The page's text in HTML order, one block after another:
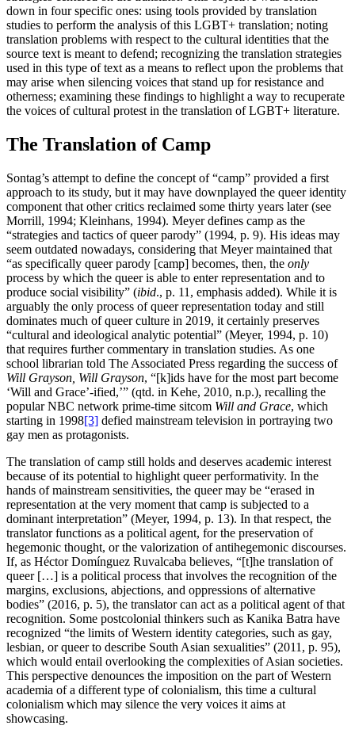
down in four specific ones: using tools provided by translation
studies to perform the analysis of this LGBT+ translation; noting
translation problems with respect to the cultural identities that the
source text is meant to defend; recognizing the translation strategies
used in this type of text as a means to reflect upon the problems that
may arise when silencing voices that stand up for resistance and
otherness; examining these findings to highlight a way to recuperate
the voices of cultural protest in the translation of LGBT+ literature.
The Translation of Camp
Sontag’s attempt to define the concept of “camp” provided a first
approach to its study, but it may have downplayed the queer identity
component that other critics reclaimed some thirty years later (see
Morrill, 1994; Kleinhans, 1994). Meyer defines camp as the
“strategies and tactics of queer parody” (1994, p. 9). His ideas may
seem outdated nowadays, considering that Meyer maintained that
“as specifically queer parody [camp] becomes, then, the only
process by which the queer is able to enter representation and to
produce social visibility” (ibid., p. 11, emphasis added). While it is
arguably the only process of queer representation today and still
dominates much of queer culture in 2019, it certainly preserves
“cultural and ideological analytic potential” (Meyer, 1994, p. 10)
that requires further commentary in translation studies. As one
school librarian told The Associated Press regarding the success of
Will Grayson, Will Grayson, “[k]ids have for the most part become
‘Will and Grace’-ified,’” (qtd. in Kehe, 2010, n.p.), recalling the
popular NBC network prime-time sitcom Will and Grace, which
starting in 1998[3] defied mainstream television in portraying two
gay men as protagonists.
The translation of camp still holds and deserves academic interest
because of its potential to highlight queer performativity. In the
hands of mainstream sensitivities, the queer may be “erased in
representation at the very moment that camp is subjected to a
dominant interpretation” (Meyer, 1994, p. 13). In that respect, the
translator functions as a political agent, for the preservation of
hegemonic thought, or the valorization of antihegemonic discourses.
If, as Héctor Domínguez Ruvalcaba believes, “[t]he translation of
queer […] is a political process that involves the recognition of the
margins, exclusions, abjections, and oppressions of alternative
bodies” (2016, p. 5), the translator can act as a political agent of that
recognition. Some postcolonial thinkers such as Kanika Batra have
recognized “the limits of Western identity categories, such as gay,
lesbian, or queer to describe South Asian sexualities” (2011, p. 95),
which would entail overlooking the complexities of Asian societies.
This perspective denounces the imposition on the part of Western
academia of a different type of colonialism, this time a cultural
colonialism which may silence the very voices it aims at
showcasing.